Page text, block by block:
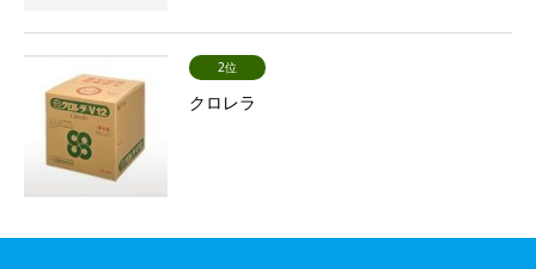
2位
クロレラ